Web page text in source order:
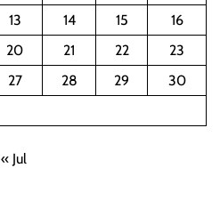
13 14 15
16
20 21 22
23
27 28 29
30
« Jul